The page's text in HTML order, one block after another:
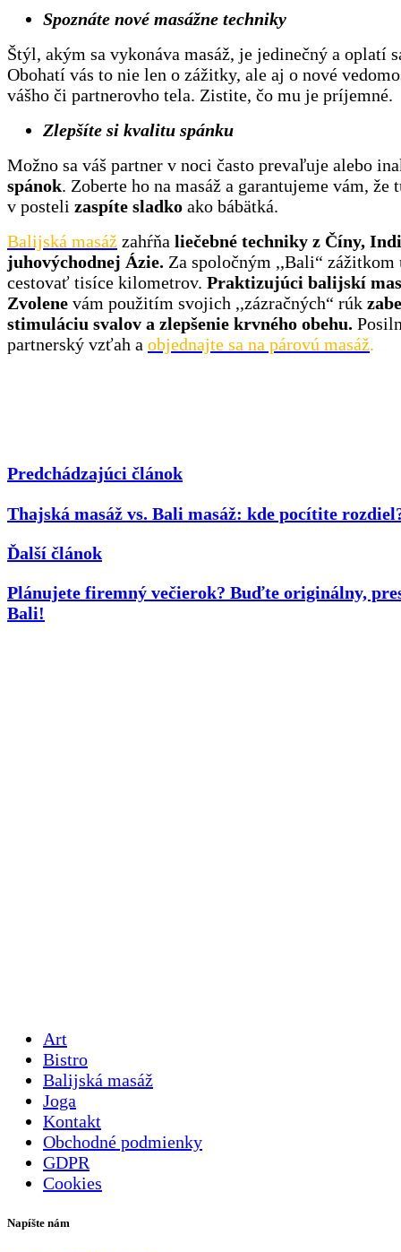
Spoznáte nové masážne techniky
Štýl, akým sa vykonáva masáž, je jedinečný a oplatí
Obohatí vás to nie len o zážitky, ale aj o nové
vášho či partnerovho tela. Zistite, čo mu je príjemné.
Zlepšíte si kvalitu spánku
Možno sa váš partner v noci často prevaľuje alebo
spánok. Zoberte ho na masáž a garantujeme vám, že
v posteli zaspíte sladko ako bábätká.
Balijská masáž zahŕňa liečebné techniky z Číny,
juhovýchodnej Ázie. Za spoločným ,,Bali“ zážitkom
cestovať tisíce kilometrov. Praktizujúci balijskí
Zvolene vám použitím svojich ,,zázračných“ rúk
stimuláciu svalov a zlepšenie krvného obehu.
partnerský vzťah a objednajte sa na párovú masáž.
Predchádzajúci článok
Thajská masáž vs. Bali masáž: kde pocítite
Ďalší článok
Plánujete firemný večierok? Buďte originálny,
Bali!
Art
Bistro
Balijská masáž
Joga
Kontakt
Obchodné podmienky
GDPR
Cookies
Napíšte nám